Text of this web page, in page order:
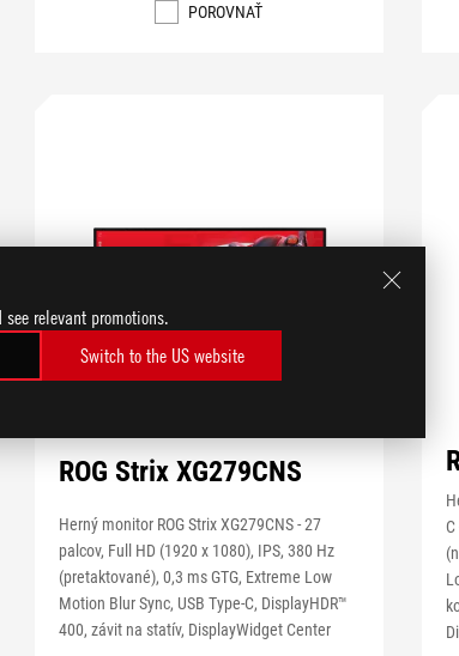
relevant promotions.
Switch to the US website
POROVNAŤ
ROG Strix XG279CNS
Herný monitor ROG Strix XG279CNS - 27
palcov, Full HD (1920 x 1080), IPS, 380 Hz
(pretaktované), 0,3 ms GTG, Extreme Low
Motion Blur Sync, USB Type-C, DisplayHDR™
400, závit na statív, DisplayWidget Center